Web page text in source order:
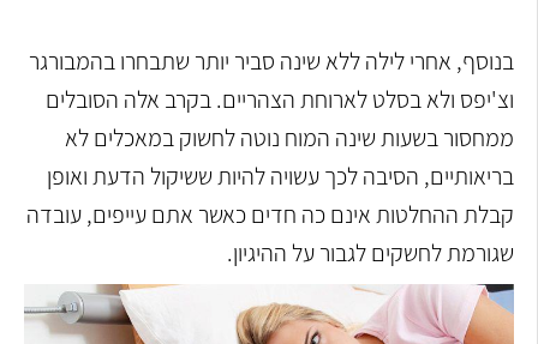
בנוסף, אחרי לילה ללא שינה סביר יותר שתבחרו בהמבורגר
וצ'יפס ולא בסלט לארוחת הצהריים. בקרב אלה הסובלים
ממחסור בשעות שינה המוח נוטה לחשוק במאכלים לא
בריאותיים, הסיבה לכך עשויה להיות ששיקול הדעת ואופן
קבלת ההחלטות אינם כה חדים כאשר אתם עייפים, עובדה
שגורמת לחשקים לגבור על ההיגיון.